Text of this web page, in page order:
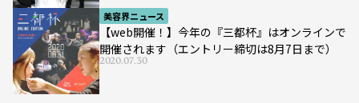
美容界ニュース
【web開催！】今年の『三都杯』はオンラインで
開催されます（エントリー締切は8月7日まで）
2020.07.30